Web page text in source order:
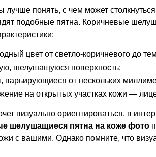
лучше понять, с чем может
подобные пятна. Коричневые
цвет от светло-коричневого до
шелушащуюся поверхность;
варьирующиеся от нескольких
на открытых участках кожи —
визуально ориентироваться, в
шелушащиеся пятна на коже фото
с вашими. Однако помните, что